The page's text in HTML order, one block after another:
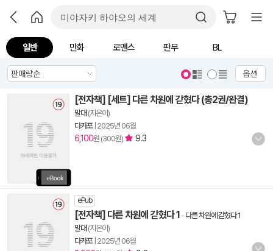
일반 만화 로맨스 판무 BL
옵션
[전자책] [세트] 다른 차원에 갇혔다 (총2권/완결)
말대 (지은이)
다카포| 2025년 06월
6,100원 (300원) 9.3
ePub
[전자책] 다른 차원에 갇혔다 1 - 다른 차원에 갇혔다 1
말대 (지은이)
다카포| 2025년 06월